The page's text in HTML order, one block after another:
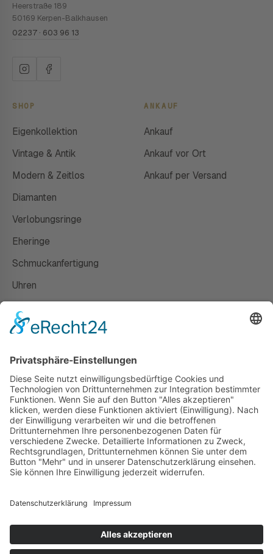
Heerstraße 189
50169 Kerpen-Balkhausen
02237 · 603 96 13
SHOP
Eigenkollektion
Vintage & Antik
Modern & Zeitlos
Diamanten
Verlobungsringe
Eheringe
Schmuckanfertigung
Uhren
ANKAUF
Ankauf
Ankauf vor Ort
Ankauf per Versand
Susanne Steiger
Geschäfte
Newsletter
Kontakt
© 2026 JUWELIER STEIGER
VERTRAG WIDERRUFEN